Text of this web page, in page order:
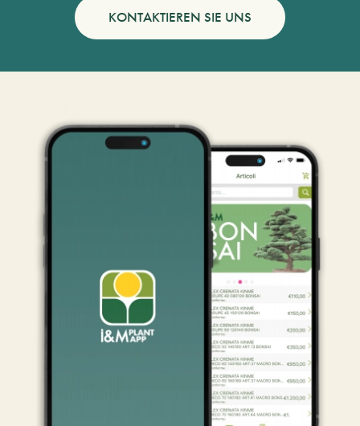
KONTAKTIEREN SIE UNS